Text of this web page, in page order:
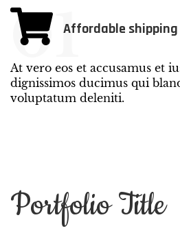
Affordable shipping
01
At vero eos et accusamus et
dignissimos ducimus qui
voluptatum deleniti.
Portfolio Title